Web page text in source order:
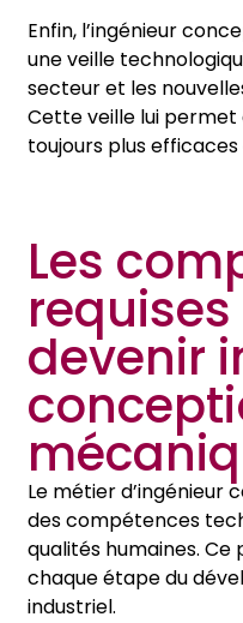
Enfin, l’ingénieur
une veille
secteur et les
Cette veille lui permet
toujours plus
Les
devenir
Le métier d’ingénieur
des compétences
qualités humaines.
chaque étape du
industriel.